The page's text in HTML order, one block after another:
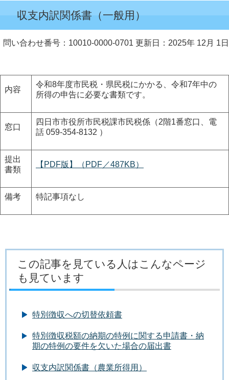
収支内訳関係書（一般用）
問い合わせ番号：10010-0000-0701 更新日：2025年 12月 1日
内容
令和8年度市民税・県民税にかかる、令和7年中の
所得の申告に必要な書類です。
窓口
四日市市役所市民税課市民税係（2階1番窓口、電
話 059-354-8132 ）
提出
書類
【PDF版】（PDF／487KB）
備考 特記事項なし
この記事を見ている人はこんなページ
も見ています
特別徴収への切替依頼書
特別徴収税額の納期の特例に関する申請書・納
期の特例の要件を欠いた場合の届出書
収支内訳関係書（農業所得用）